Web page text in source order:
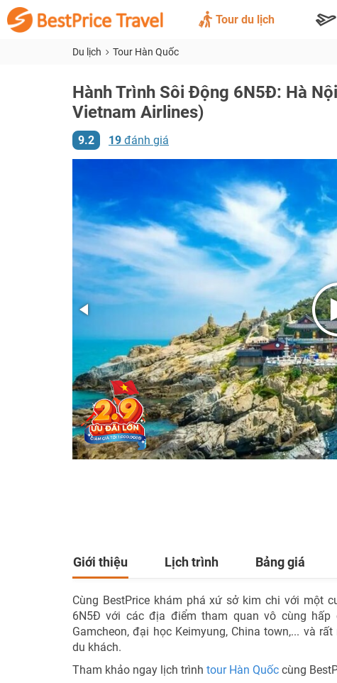
Tour du lịch
Du lịch Tour Hàn Quốc
Hành Trình Sôi Động 6N5Đ: Hà
Vietnam Airlines)
9.2 19 đánh giá
Giới thiệu Lịch trình Bảng giá
Cùng BestPrice khám phá xứ sở kim chi với một
6N5Đ với các địa điểm tham quan vô cùng hấp
Gamcheon, đại học Keimyung, China town,... và
du khách.
Tham khảo ngay lịch trình tour Hàn Quốc cùng